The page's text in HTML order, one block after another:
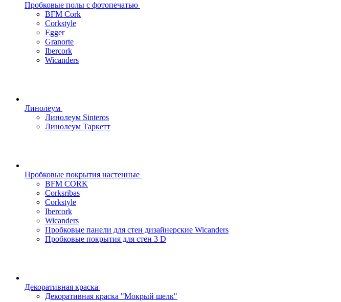
Пробковые полы с фотопечатью
BFM Cork
Corkstyle
Egger
Granorte
Ibercork
Wicanders
Линолеум
Линолеум Sinteros
Линолеум Таркетт
Пробковые покрытия настенные
BFM CORK
Corksribas
Corkstyle
Ibercork
Wicanders
Пробковые панели для стен дизайнерские Wicanders
Пробковые покрытия для стен 3 D
Декоративная краска
Декоративная краска "Мокрый шелк"